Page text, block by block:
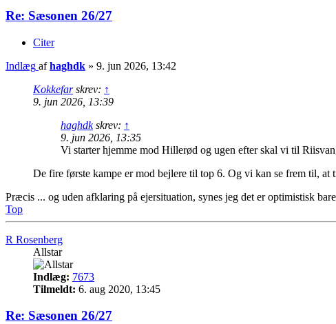
Re: Sæsonen 26/27
Citer
Indlæg afhaghdk » 9. jun 2026, 13:42
Kokkefarskrev: ↑
9. jun 2026, 13:39
haghdkskrev: ↑
9. jun 2026, 13:35
Vi starter hjemme mod Hillerød og ugen efter skal vi til
De fire første kampe er mod bejlere til top 6. Og vi kan se frem til,
Præcis ... og uden afklaring på ejersituation, synes jeg det er optimistisk
Top
R Rosenberg
Allstar
Indlæg: 7673
Tilmeldt: 6. aug 2020, 13:45
Re: Sæsonen 26/27